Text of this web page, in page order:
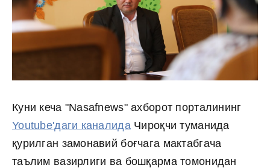
Куни кеча "Nasafnews" ахборот порталининг
Youtube'даги каналида Чироқчи туманида
қурилган замонавий боғчага мактабгача
таълим вазирлиги ва бошқарма томонидан